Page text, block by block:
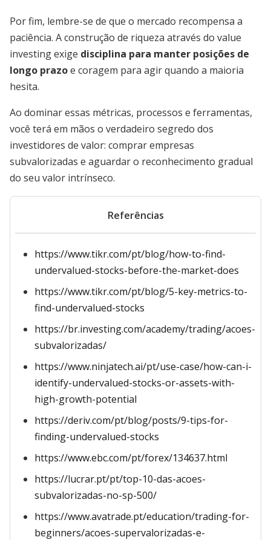
Por fim, lembre-se de que o mercado recompensa a
paciência. A construção de riqueza através do value
investing exige disciplina para manter posições de
longo prazoe coragem para agir quando a maioria
hesita.
Ao dominar essas métricas, processos e ferramentas,
você terá em mãos o verdadeiro segredo dos
investidores de valor: comprar empresas
subvalorizadas e aguardar o reconhecimento gradual
do seu valor intrínseco.
Referências
https://www.tikr.com/pt/blog/how-to-find-
undervalued-stocks-before-the-market-does
https://www.tikr.com/pt/blog/5-key-metrics-to-
find-undervalued-stocks
https://br.investing.com/academy/trading/acoes-
subvalorizadas/
https://www.ninjatech.ai/pt/use-case/how-can-i-
identify-undervalued-stocks-or-assets-with-
high-growth-potential
https://deriv.com/pt/blog/posts/9-tips-for-
finding-undervalued-stocks
https://www.ebc.com/pt/forex/134637.html
https://lucrar.pt/pt/top-10-das-acoes-
subvalorizadas-no-sp-500/
https://www.avatrade.pt/education/trading-for-
beginners/acoes-supervalorizadas-e-